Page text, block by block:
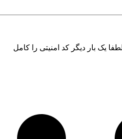
یک بار دیگر کد امنیتی را کامل